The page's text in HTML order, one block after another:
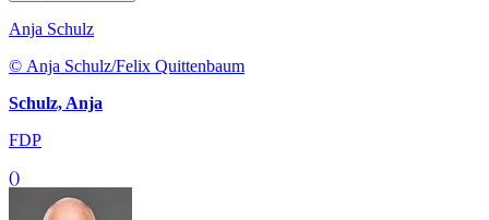
Anja Schulz
© Anja Schulz/Felix Quittenbaum
Schulz, Anja
FDP
()